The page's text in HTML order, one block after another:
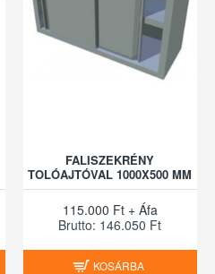
FALISZEKRÉNY
TOLÓAJTÓVAL 1000X500 MM
115.000 Ft + Áfa
Brutto: 146.050 Ft
KOSÁRBA